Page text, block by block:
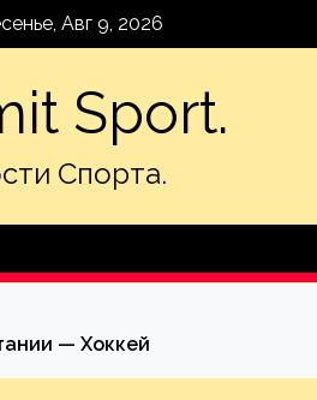
Авг 9, 2026
Sport.
Спорта.
— Хоккей